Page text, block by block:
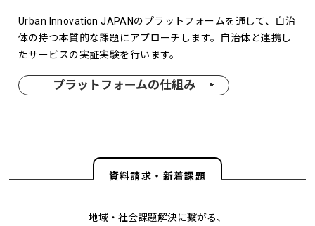
Urban Innovation JAPANのプラットフォームを通して、自治
体の持つ本質的な課題にアプローチします。自治体と連携し
たサービスの実証実験を行います。
プラットフォームの仕組み
資料請求・新着課題
地域・社会課題解決に繋がる、